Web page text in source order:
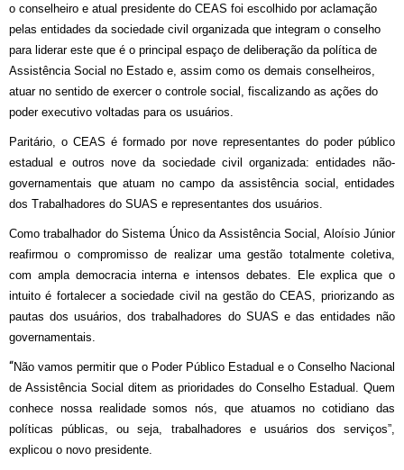
o conselheiro e atual presidente do CEAS foi escolhido por aclamação
pelas entidades da sociedade civil organizada que integram o conselho
para liderar este que é o principal espaço de deliberação da política de
Assistência Social no Estado e, assim como os demais conselheiros,
atuar no sentido de exercer o controle social, fiscalizando as ações do
poder executivo voltadas para os usuários.
Paritário, o CEAS é formado por nove representantes do poder público
estadual e outros nove da sociedade civil organizada: entidades não-
governamentais que atuam no campo da assistência social, entidades
dos Trabalhadores do SUAS e representantes dos usuários.
Como trabalhador do Sistema Único da Assistência Social, Aloísio Júnior
reafirmou o compromisso de realizar uma gestão totalmente coletiva,
com ampla democracia interna e intensos debates. Ele explica que o
intuito é fortalecer a sociedade civil na gestão do CEAS, priorizando as
pautas dos usuários, dos trabalhadores do SUAS e das entidades não
governamentais.
“Não vamos permitir que o Poder Público Estadual e o Conselho Nacional
de Assistência Social ditem as prioridades do Conselho Estadual. Quem
conhece nossa realidade somos nós, que atuamos no cotidiano das
políticas públicas, ou seja, trabalhadores e usuários dos serviços”,
explicou o novo presidente.